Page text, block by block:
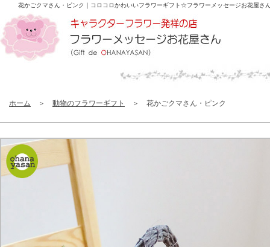
花かごクマさん・ピンク｜コロコロかわいいフラワーギフト☆フラワーメッセージお花屋さ
ホーム ＞ 動物のフラワーギフト ＞ 花かごクマさん・ピンク